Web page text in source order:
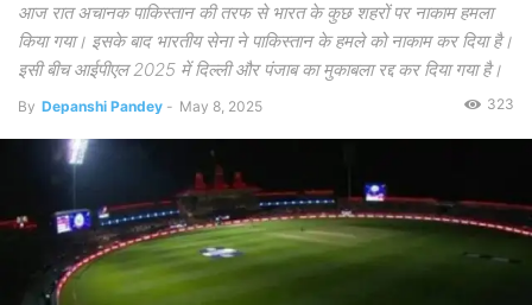
आज रात अचानक पाकिस्तान की तरफ से भारत के कुछ शहरों पर नाकाम हमला
किया गया। इसके बाद भारतीय सेना ने पाकिस्तान के हमले को नाकाम कर दिया है।
इसी बीच आईपीएल 2025 में दिल्ली और पंजाब का मुकाबला रद्द कर दिया गया है।
By Depanshi Pandey - May 8, 2025 323